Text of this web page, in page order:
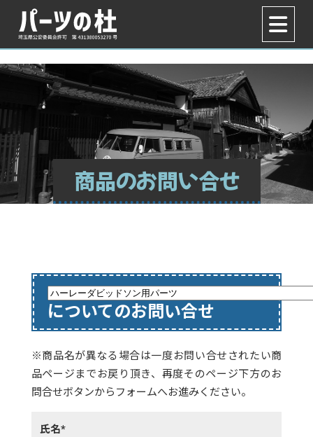
商品のお問い合せ
についてのお問い合せ
※商品名が異なる場合は一度お問い合せされたい商
品ページまでお戻り頂き、再度そのページ下方のお
問合せボタンからフォームへお進みください。
氏名*